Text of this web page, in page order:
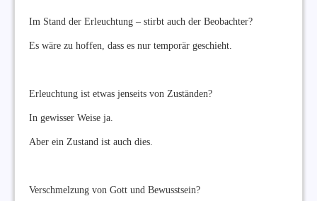
Im Stand der Erleuchtung – stirbt auch der Beobachter?
Es wäre zu hoffen, dass es nur temporär geschieht.
Erleuchtung ist etwas jenseits von Zuständen?
In gewisser Weise ja.
Aber ein Zustand ist auch dies.
Verschmelzung von Gott und Bewusstsein?